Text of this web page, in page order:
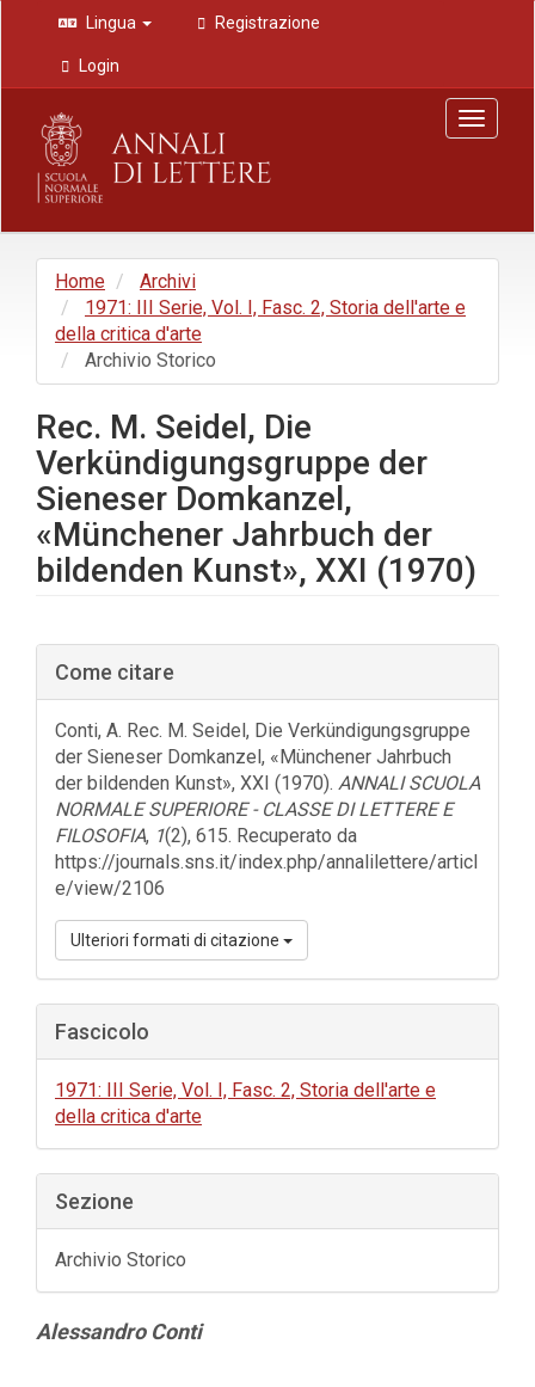
Navigazione
principale
Contenuto
principale
Barra
laterale
Lingua Registrazione
Login
Toggle
Home
Archivi
1971: III Serie, Vol. I, Fasc. 2, Storia dell'arte e
della critica d'arte
Archivio Storico
Rec. M. Seidel, Die
Verkündigungsgruppe der
Sieneser Domkanzel,
«Münchener Jahrbuch der
bildenden Kunst», XXI (1970)
Barra
laterale
dell'articolo
Come citare
Conti, A. Rec. M. Seidel, Die Verkündigungsgruppe
der Sieneser Domkanzel, «Münchener Jahrbuch
der bildenden Kunst», XXI (1970). ANNALI SCUOLA
NORMALE SUPERIORE - CLASSE DI LETTERE E
FILOSOFIA, 1(2), 615. Recuperato da
https://journals.sns.it/index.php/annalilettere/articl
e/view/2106
Ulteriori formati di citazione
Fascicolo
1971: III Serie, Vol. I, Fasc. 2, Storia dell'arte e
della critica d'arte
Sezione
Archivio Storico
Contenuto
Alessandro Conti